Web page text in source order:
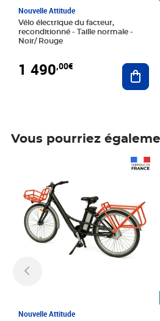
Nouvelle Attitude
Vélo électrique du facteur,
reconditionné - Taille normale -
Noir/ Rouge
1 490,00€
Vous pourriez
Nouvelle Attitude